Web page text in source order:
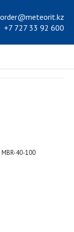
order@meteorit.kz
+7 727 33 92 600
40-100